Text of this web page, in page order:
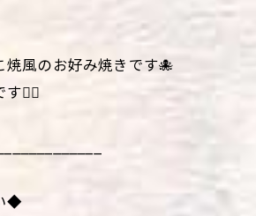
風のお好み焼きです🐙
🙋‍♀️
◆